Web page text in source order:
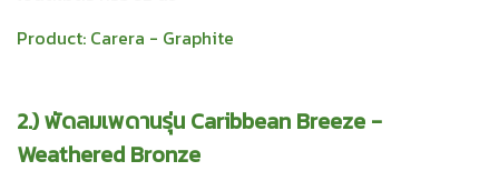
Product: Carera - Graphite
2.) พัดลมเพดานรุ่น Caribbean Breeze -
Weathered Bronze